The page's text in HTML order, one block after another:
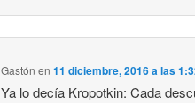
Gastón en11 diciembre, 2016 a las
Ya lo decía Kropotkin: Cada